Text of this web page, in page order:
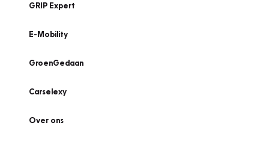
GRIP Expert
E-Mobility
GroenGedaan
Carselexy
Over ons